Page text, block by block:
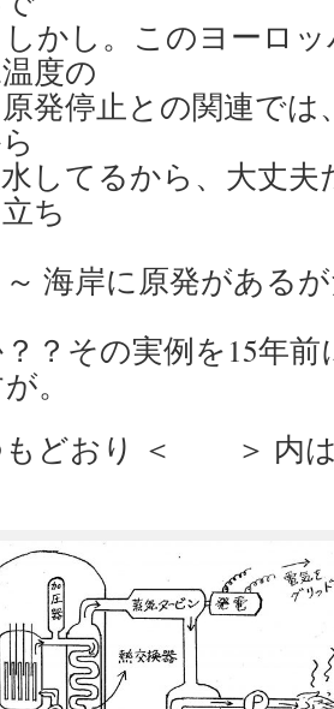
しかし。このヨーロ
度の
発停止との関連では
してるから、大丈
ち
海岸に原発がある
？その実例を15年
。
もどおり ＜ ＞ 内は